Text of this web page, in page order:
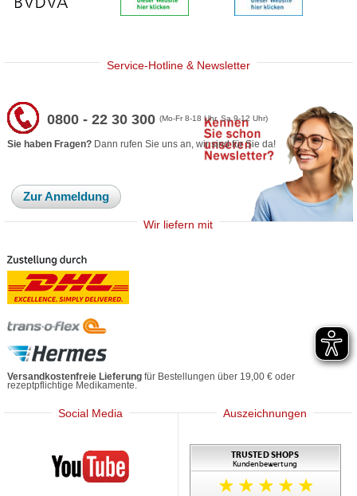
Service-Hotline & Newsletter
0800 - 22 30 300(Mo-Fr 8-18 Uhr, Sa 9-12 Uhr)
Sie haben Fragen? Dann rufen Sie uns an, wir sind für Sie da!
Zur Anmeldung
Wir liefern mit
Versandkostenfreie Lieferung für Bestellungen über 19,00 € oder
rezeptpflichtige Medikamente.
Social Media
Mediherz
Auszeichnungen